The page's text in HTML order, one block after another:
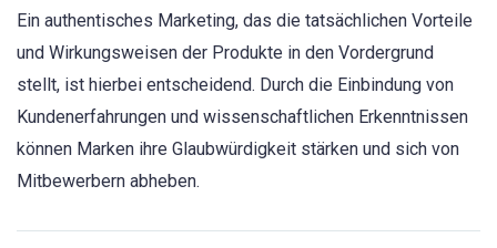
Ein authentisches Marketing, das die tatsächlichen Vorteile
und Wirkungsweisen der Produkte in den Vordergrund
stellt, ist hierbei entscheidend. Durch die Einbindung von
Kundenerfahrungen und wissenschaftlichen Erkenntnissen
können Marken ihre Glaubwürdigkeit stärken und sich von
Mitbewerbern abheben.